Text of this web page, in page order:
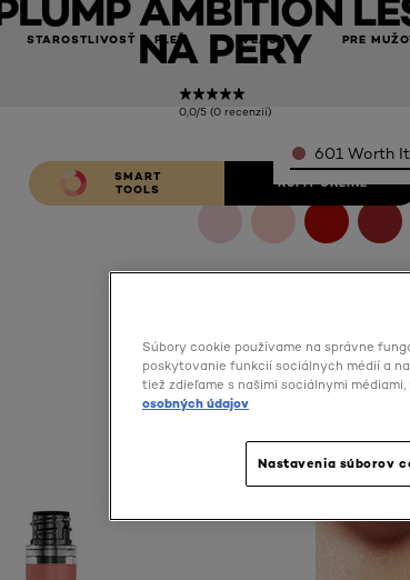
STAROSTLIVOSŤ O PLEŤ VLASY PRE
NA PERY
0,0/5 (0 recenzií)
SMART
TOOLS
KÚPIŤ ONLINE
Color601 Worth It
Súbory cookie používame na správne
poskytovanie funkcií sociálnych médií a
tiež zdieľame s našimi sociálnymi
osobných údajov
Nastavenia súborov